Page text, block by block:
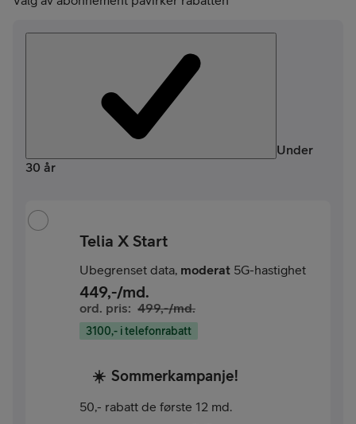
Under
30 år
Telia X Start
Ubegrenset data, moderat 5G-hastighet
449,-/md.
ord. pris: 499,-/md.
3100,- i telefonrabatt
☀️ Sommerkampanje!
50,- rabatt de første 12 md.